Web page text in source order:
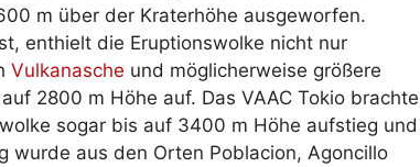
m über der Kraterhöhe ausgeworfen.
enthielt die Eruptionswolke nicht nur
Vulkanasche und möglicherweise größere
2800 m Höhe auf. Das VAAC Tokio brachte
sogar bis auf 3400 m Höhe aufstieg und
wurde aus den Orten Poblacion, Agoncillo